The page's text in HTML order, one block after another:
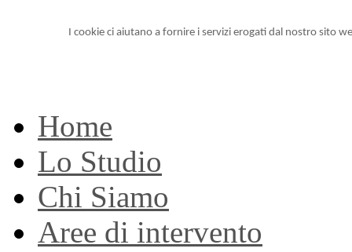
I cookie ci aiutano a fornire i servizi erogati dal nostro sito
Home
Lo Studio
Chi Siamo
Aree di intervento